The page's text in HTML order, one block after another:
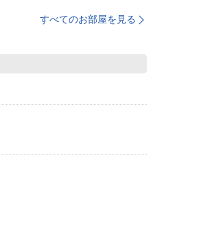
すべてのお部屋を見る